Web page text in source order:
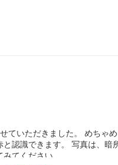
ていただきました。 めちゃ
認識できます。 写真は、暗
てください。